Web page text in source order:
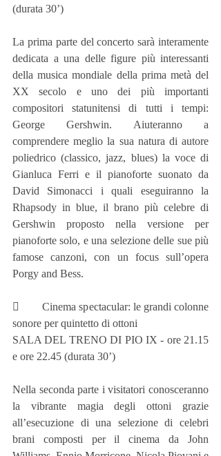
(durata 30’)
La prima parte del concerto sarà interamente
dedicata a una delle figure più interessanti
della musica mondiale della prima metà del
XX secolo e uno dei più importanti
compositori statunitensi di tutti i tempi:
George Gershwin. Aiuteranno a
comprendere meglio la sua natura di autore
poliedrico (classico, jazz, blues) la voce di
Gianluca Ferri e il pianoforte suonato da
David Simonacci i quali eseguiranno la
Rhapsody in blue, il brano più celebre di
Gershwin proposto nella versione per
pianoforte solo, e una selezione delle sue più
famose canzoni, con un focus sull’opera
Porgy and Bess.
        Cinema spectacular: le grandi colonne
sonore per quintetto di ottoni
SALA DEL TRENO DI PIO IX - ore 21.15
e ore 22.45 (durata 30’)
Nella seconda parte i visitatori conosceranno
la vibrante magia degli ottoni grazie
all’esecuzione di una selezione di celebri
brani composti per il cinema da John